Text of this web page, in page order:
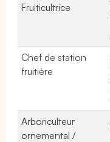
Fruiticultrice
Chef de station
fruitière
Arboriculteur
ornemental /